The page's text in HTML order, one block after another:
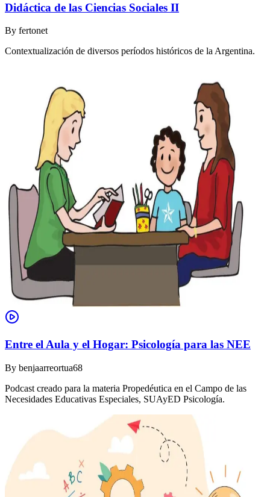
Didáctica de las Ciencias Sociales II
By fertonet
Contextualización de diversos períodos históricos de la Argentina.
Entre el Aula y el Hogar: Psicología para las NEE
By benjaarreortua68
Podcast creado para la materia Propedéutica en el Campo de las
Necesidades Educativas Especiales, SUAyED Psicología.